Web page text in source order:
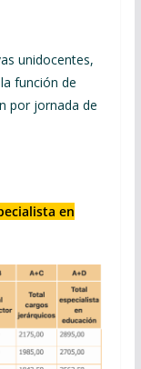
unidocentes,
función de
por jornada de
en